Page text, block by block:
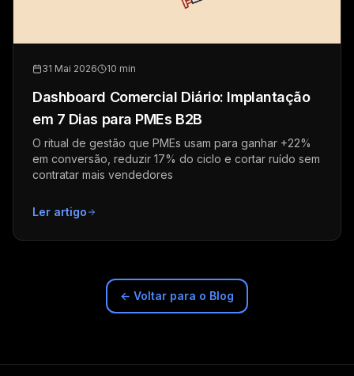
31 Mai 2026 10 min
Dashboard Comercial Diário: Implantação
em 7 Dias para PMEs B2B
O ritual de gestão que PMEs usam para ganhar +22%
em conversão, reduzir 17% do ciclo e cortar ruído sem
contratar mais vendedores
Ler artigo
← Voltar para o Blog